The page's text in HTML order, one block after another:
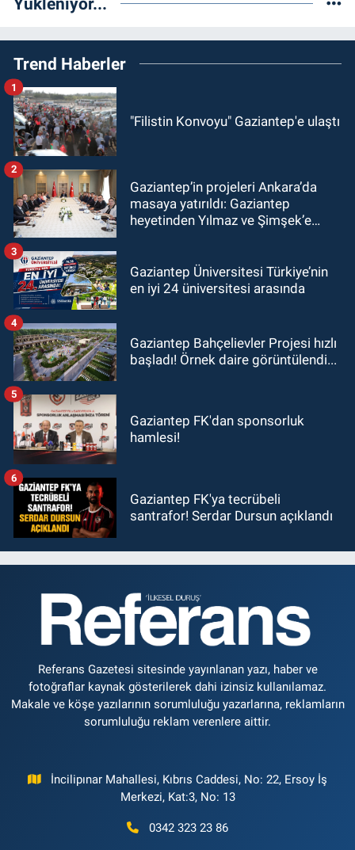
Trend Haberler
"Filistin Konvoyu" Gaziantep'e ulaştı
1
Gaziantep’in projeleri Ankara’da
masaya yatırıldı: Gaziantep
heyetinden Yılmaz ve Şimşek’e
2
Gaziantep Üniversitesi Türkiye’nin
en iyi 24 üniversitesi arasında
3
Gaziantep Bahçelievler Projesi hızlı
başladı! Örnek daire görüntülendi...
4
Gaziantep FK'dan sponsorluk
hamlesi!
5
Gaziantep FK'ya tecrübeli
santrafor! Serdar Dursun açıklandı
6
Referans Gazetesi sitesinde yayınlanan yazı, haber ve
fotoğraflar kaynak gösterilerek dahi izinsiz kullanılamaz.
Makale ve köşe yazılarının sorumluluğu yazarlarına, reklamların
sorumluluğu reklam verenlere aittir.
İncilipınar Mahallesi, Kıbrıs Caddesi, No: 22, Ersoy İş
Merkezi, Kat:3, No: 13
0342 323 23 86